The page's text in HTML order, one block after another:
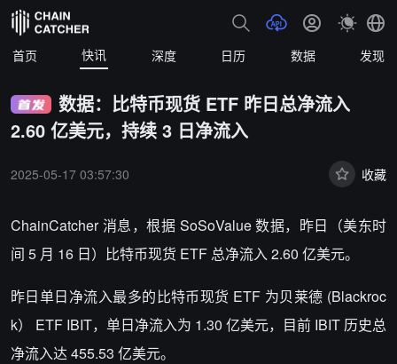
首页 快讯 深度 日历 数据 发现
数据：比特币现货 ETF 昨日总净流入
2.60 亿美元，持续 3 日净流入
2025-05-17 03:57:30 收藏
ChainCatcher 消息，根据 SoSoValue 数据，昨日（美东时
间 5 月 16 日）比特币现货 ETF 总净流入 2.60 亿美元。
昨日单日净流入最多的比特币现货 ETF 为贝莱德 (Blackroc
k） ETF IBIT，单日净流入为 1.30 亿美元，目前 IBIT 历史总
净流入达 455.53 亿美元。